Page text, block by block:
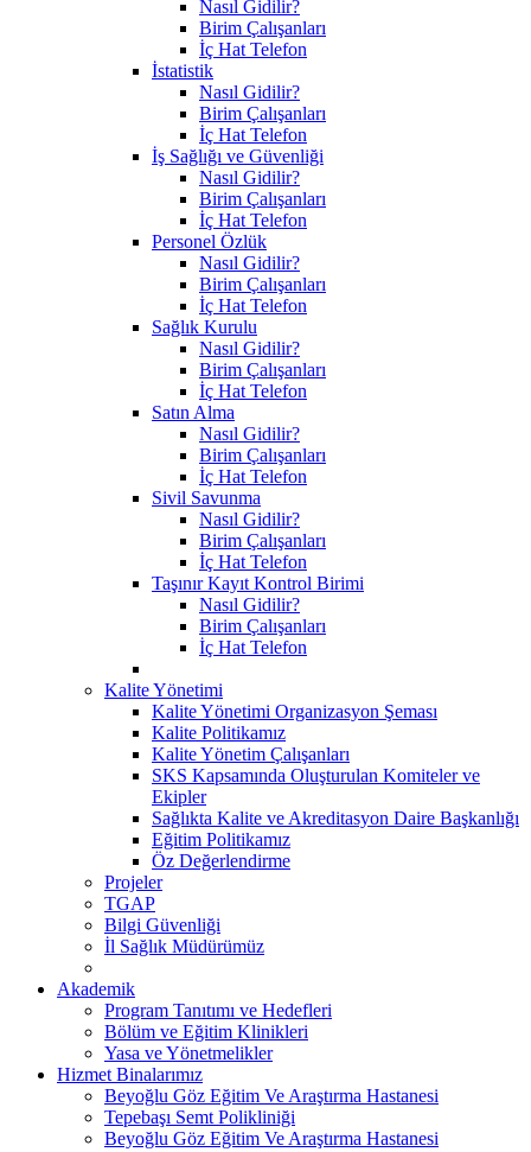
Nasıl Gidilir?
Birim Çalışanları
İç Hat Telefon
İstatistik
Nasıl Gidilir?
Birim Çalışanları
İç Hat Telefon
İş Sağlığı ve Güvenliği
Nasıl Gidilir?
Birim Çalışanları
İç Hat Telefon
Personel Özlük
Nasıl Gidilir?
Birim Çalışanları
İç Hat Telefon
Sağlık Kurulu
Nasıl Gidilir?
Birim Çalışanları
İç Hat Telefon
Satın Alma
Nasıl Gidilir?
Birim Çalışanları
İç Hat Telefon
Sivil Savunma
Nasıl Gidilir?
Birim Çalışanları
İç Hat Telefon
Taşınır Kayıt Kontrol Birimi
Nasıl Gidilir?
Birim Çalışanları
İç Hat Telefon
Kalite Yönetimi
Kalite Yönetimi Organizasyon Şeması
Kalite Politikamız
Kalite Yönetim Çalışanları
SKS Kapsamında Oluşturulan Komiteler ve
Ekipler
Sağlıkta Kalite ve Akreditasyon Daire Başkanlığı
Eğitim Politikamız
Öz Değerlendirme
Projeler
TGAP
Bilgi Güvenliği
İl Sağlık Müdürümüz
Akademik
Program Tanıtımı ve Hedefleri
Bölüm ve Eğitim Klinikleri
Yasa ve Yönetmelikler
Hizmet Binalarımız
Beyoğlu Göz Eğitim Ve Araştırma Hastanesi
Tepebaşı Semt Polikliniği
Beyoğlu Göz Eğitim Ve Araştırma Hastanesi